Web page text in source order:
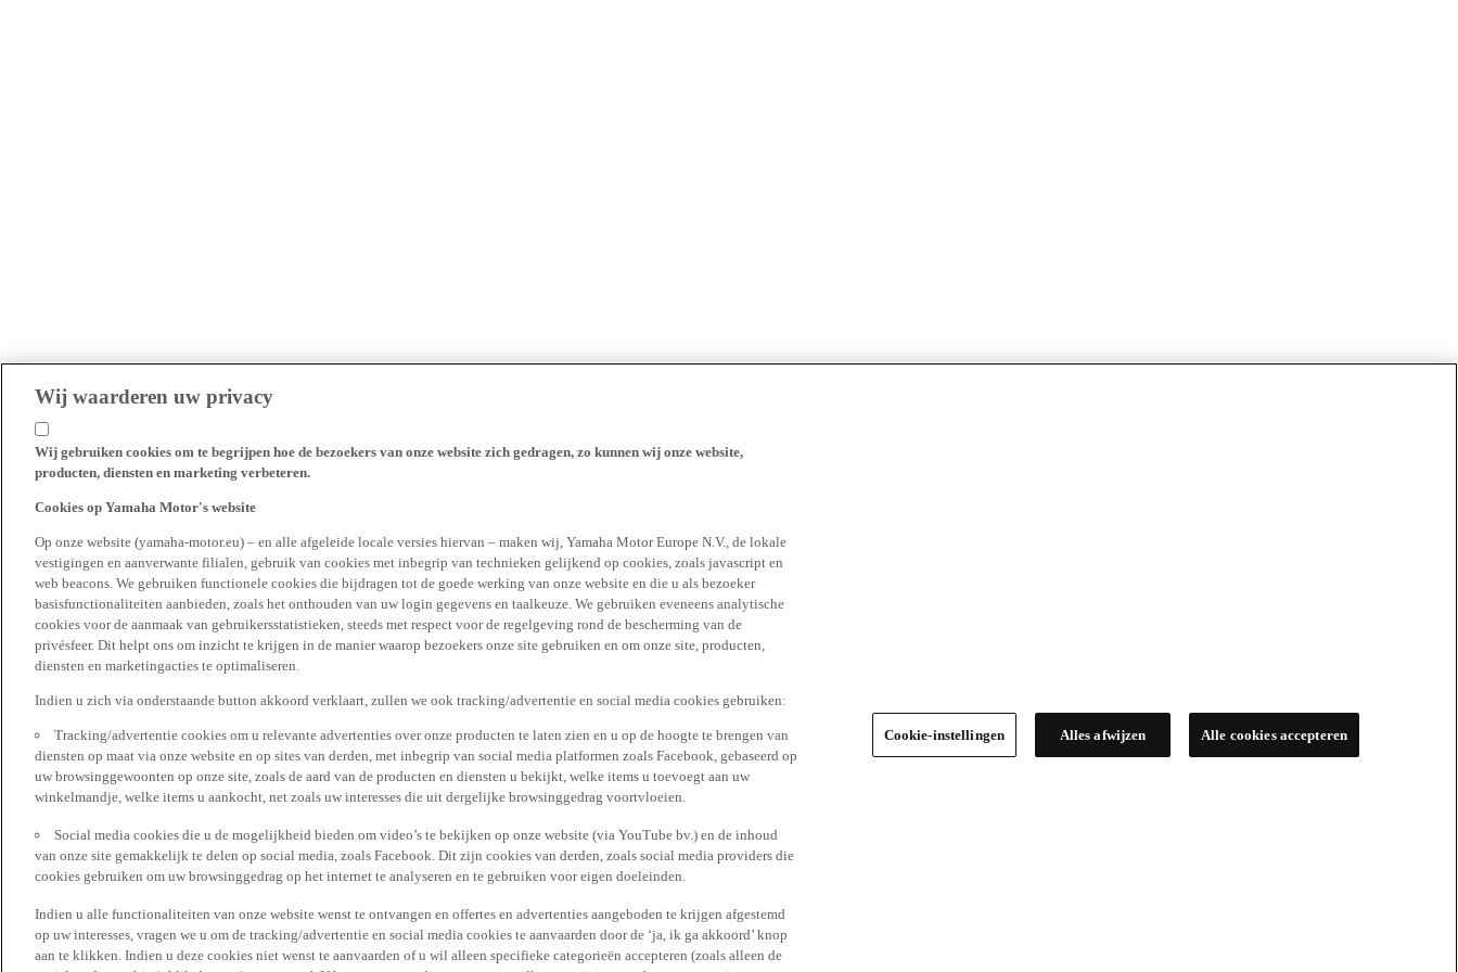
Wij waarderen uw privacy
Wij gebruiken cookies om te begrijpen hoe de bezoekers van onze website zich gedragen, zo kunnen wij onze website,
producten, diensten en marketing verbeteren.
Cookies op Yamaha Motor's website
Op onze website (yamaha-motor.eu) – en alle afgeleide locale versies hiervan – maken wij, Yamaha Motor Europe N.V., de lokale
vestigingen en aanverwante filialen, gebruik van cookies met inbegrip van technieken gelijkend op cookies, zoals javascript en
web beacons. We gebruiken functionele cookies die bijdragen tot de goede werking van onze website en die u als bezoeker
basisfunctionaliteiten aanbieden, zoals het onthouden van uw login gegevens en taalkeuze. We gebruiken eveneens analytische
cookies voor de aanmaak van gebruikersstatistieken, steeds met respect voor de regelgeving rond de bescherming van de
privésfeer. Dit helpt ons om inzicht te krijgen in de manier waarop bezoekers onze site gebruiken en om onze site, producten,
diensten en marketingacties te optimaliseren.
Indien u zich via onderstaande button akkoord verklaart, zullen we ook tracking/advertentie en social media cookies gebruiken:
Tracking/advertentie cookies om u relevante advertenties over onze producten te laten zien en u op de hoogte te brengen van
diensten op maat via onze website en op sites van derden, met inbegrip van social media platformen zoals Facebook, gebaseerd op
uw browsinggewoonten op onze site, zoals de aard van de producten en diensten u bekijkt, welke items u toevoegt aan uw
winkelmandje, welke items u aankocht, net zoals uw interesses die uit dergelijke browsinggedrag voortvloeien.
Social media cookies die u de mogelijkheid bieden om video’s te bekijken op onze website (via YouTube bv.) en de inhoud
van onze site gemakkelijk te delen op social media, zoals Facebook. Dit zijn cookies van derden, zoals social media providers die
cookies gebruiken om uw browsinggedrag op het internet te analyseren en te gebruiken voor eigen doeleinden.
Indien u alle functionaliteiten van onze website wenst te ontvangen en offertes en advertenties aangeboden te krijgen afgestemd
op uw interesses, vragen we u om de tracking/advertentie en social media cookies te aanvaarden door de ‘ja, ik ga akkoord’ knop
aan te klikken. Indien u deze cookies niet wenst te aanvaarden of u wil alleen specifieke categorieën accepteren (zoals alleen de
Cookie-instellingen Alles afwijzen Alle cookies accepteren